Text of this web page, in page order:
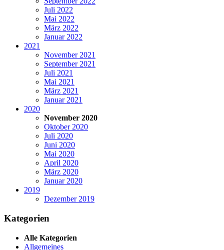
Juli 2022
Mai 2022
März 2022
Januar 2022
2021
November 2021
September 2021
Juli 2021
Mai 2021
März 2021
Januar 2021
2020
November 2020
Oktober 2020
Juli 2020
Juni 2020
Mai 2020
April 2020
März 2020
Januar 2020
2019
Dezember 2019
Kategorien
Alle Kategorien
Allgemeines